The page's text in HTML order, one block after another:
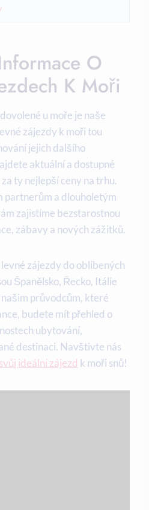
O
K Moři
u moře je naše
zájezdy k moři tou
jejich dalšího
aktuální a dostupné
ty ‍nejlepší ⁣ceny na​ trhu.
‌partnerům⁢ a ‌dlouholetým
zajistíme ⁢bezstarostnou
zábavy a nových zážitků.
zájezdy do oblíbených
Španělsko, Řecko, Itálie
průvodcům, které
budete mít přehled o
ubytování,
destinaci.⁢ Navštivte ‍nás
ideální zájezd k moři ‌snů!